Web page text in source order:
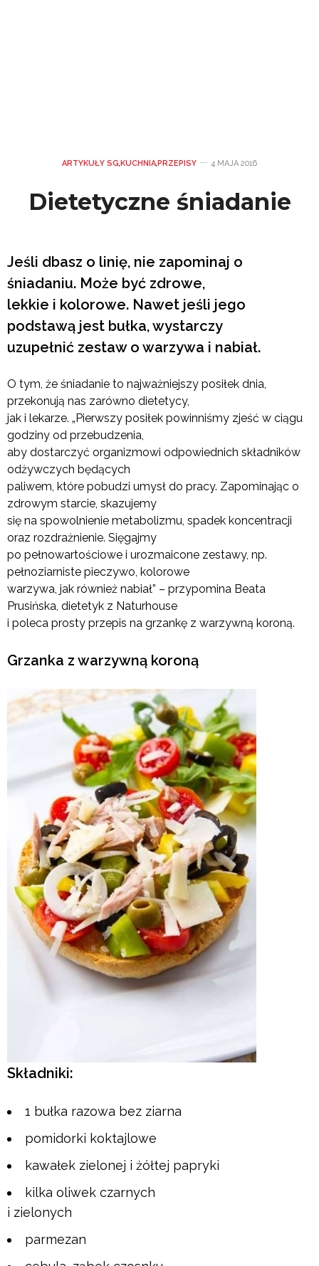
ARTYKUŁY SG,KUCHNIA,PRZEPISY 4 MAJA 2016
Dietetyczne śniadanie
Jeśli dbasz o linię, nie zapominaj o
śniadaniu. Może być zdrowe,
lekkie i kolorowe. Nawet jeśli jego
podstawą jest bułka, wystarczy
uzupełnić zestaw o warzywa i nabiał.
O tym, że śniadanie to najważniejszy posiłek dnia,
przekonują nas zarówno dietetycy,
jak i lekarze. „Pierwszy posiłek powinniśmy zjeść w ciągu
godziny od przebudzenia,
aby dostarczyć organizmowi odpowiednich składników
odżywczych będących
paliwem, które pobudzi umysł do pracy. Zapominając o
zdrowym starcie, skazujemy
się na spowolnienie metabolizmu, spadek koncentracji
oraz rozdrażnienie. Sięgajmy
po pełnowartościowe i urozmaicone zestawy, np.
pełnoziarniste pieczywo, kolorowe
warzywa, jak również nabiał” ­– przypomina Beata
Prusińska, dietetyk z Naturhouse
i poleca prosty przepis na grzankę z warzywną koroną.
Grzanka z warzywną koroną
Składniki:
1 bułka razowa bez ziarna
pomidorki koktajlowe
kawałek zielonej i żółtej papryki
kilka oliwek czarnych
i zielonych
parmezan